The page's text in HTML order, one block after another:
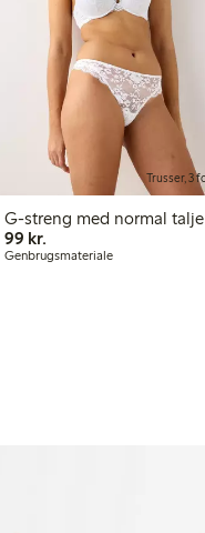
Trusser, 3
G-streng med normal talje
99 kr.
Genbrugsmateriale